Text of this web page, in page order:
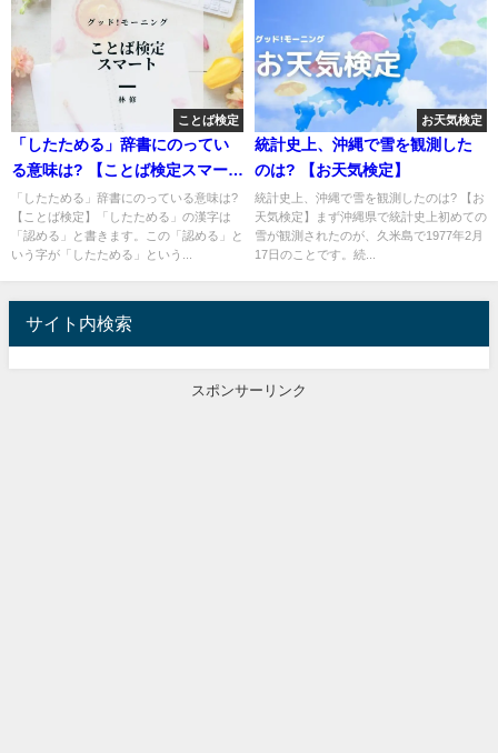
ことば検定
「したためる」辞書にのってい
る意味は? 【ことば検定スマー
ト】
「したためる」辞書にのっている意味は?
【ことば検定】「したためる」の漢字は
「認める」と書きます。この「認める」と
いう字が「したためる」という...
お天気検定
統計史上、沖縄で雪を観測した
のは? 【お天気検定】
統計史上、沖縄で雪を観測したのは? 【お
天気検定】まず沖縄県で統計史上初めての
雪が観測されたのが、久米島で1977年2月
17日のことです。続...
サイト内検索
スポンサーリンク